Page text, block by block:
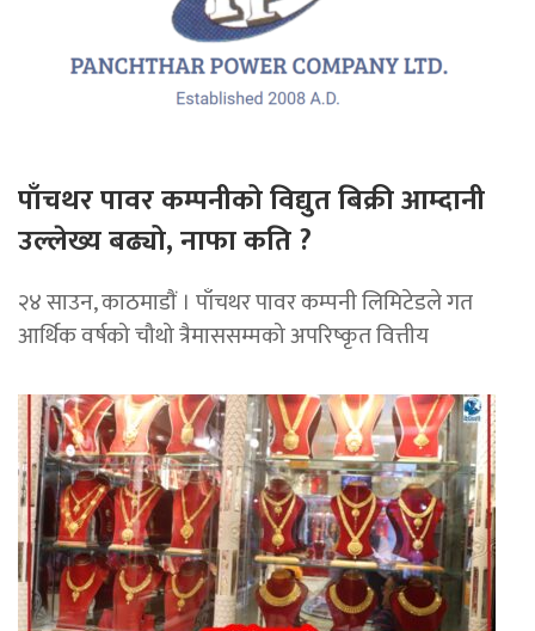
पाँचथर पावर कम्पनीको विद्युत बिक्री आम्दानी
उल्लेख्य बढ्यो, नाफा कति ?
२४ साउन, काठमाडाैं । पाँचथर पावर कम्पनी लिमिटेडले गत
आर्थिक वर्षको चौथो त्रैमाससम्मको अपरिष्कृत वित्तीय